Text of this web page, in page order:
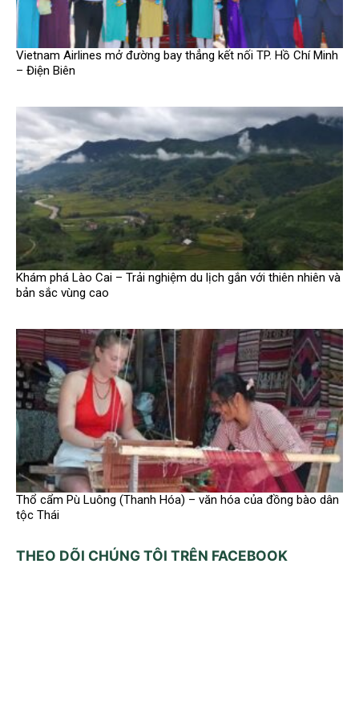
Vietnam Airlines mở đường bay thẳng kết nối TP. Hồ Chí Minh
– Điện Biên
Khám phá Lào Cai – Trải nghiệm du lịch gắn với thiên nhiên và
bản sắc vùng cao
Thổ cẩm Pù Luông (Thanh Hóa) – văn hóa của đồng bào dân
tộc Thái
THEO DÕI CHÚNG TÔI TRÊN FACEBOOK